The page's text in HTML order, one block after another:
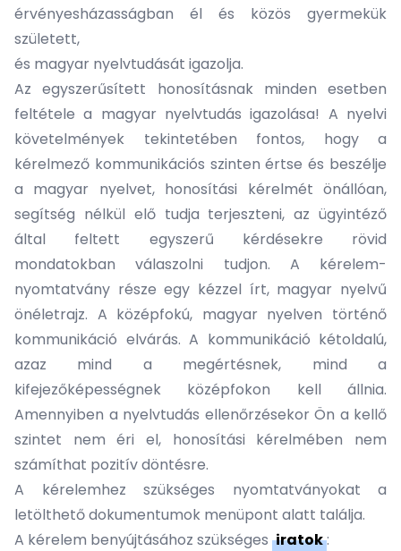
érvényesházasságban él és közös gyermekük
született,
és magyar nyelvtudását igazolja.
Az egyszerűsített honosításnak minden esetben
feltétele a magyar nyelvtudás igazolása! A nyelvi
követelmények tekintetében fontos, hogy a
kérelmező kommunikációs szinten értse és beszélje
a magyar nyelvet, honosítási kérelmét önállóan,
segítség nélkül elő tudja terjeszteni, az ügyintéző
által feltett egyszerű kérdésekre rövid
mondatokban válaszolni tudjon. A kérelem-
nyomtatvány része egy kézzel írt, magyar nyelvű
önéletrajz. A középfokú, magyar nyelven történő
kommunikáció elvárás. A kommunikáció kétoldalú,
azaz mind a megértésnek, mind a
kifejezőképességnek középfokon kell állnia.
Amennyiben a nyelvtudás ellenőrzésekor Ön a kellő
szintet nem éri el, honosítási kérelmében nem
számíthat pozitív döntésre.
A kérelemhez szükséges nyomtatványokat a
letölthető dokumentumok menüpont alatt találja.
A kérelem benyújtásához szükséges iratok: